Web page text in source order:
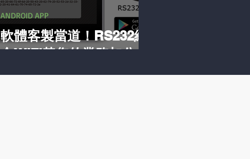
軟體客製當道！RS232結
合WiFi替您的業務加分～
ANDROID APP